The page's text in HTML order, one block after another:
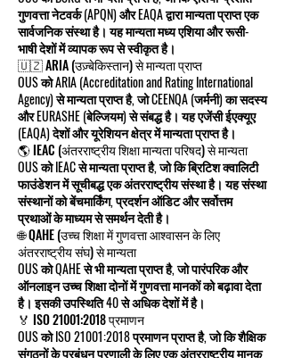
गुणवत्ता नेटवर्क (APQN) और EAQA द्वारा मान्यता प्राप्त एक
सार्वजनिक संस्था है। यह मान्यता मध्य एशिया और रूसी-
भाषी देशों में व्यापक रूप से स्वीकृत है।
🇺🇿 ARIA (उज़्बेकिस्तान) से मान्यता प्राप्त
OUS को ARIA (Accreditation and Rating International
Agency) से मान्यता प्राप्त है, जो CEENQA (जर्मनी) का सदस्य
और EURASHE (बेल्जियम) से संबद्ध है। यह एजेंसी ईएक्यूए
(EAQA) देशों और यूरेशियन क्षेत्र में मान्यता प्राप्त है।
🌎 IEAC (अंतरराष्ट्रीय शिक्षा मान्यता परिषद) से मान्यता
OUS को IEAC से मान्यता प्राप्त है, जो कि ब्रिटिश क्वालिटी
फाउंडेशन में सूचीबद्ध एक अंतरराष्ट्रीय संस्था है। यह संस्था
संस्थानों को बेंचमार्किंग, प्रदर्शन ऑडिट और सर्वोत्तम
प्रथाओं के माध्यम से समर्थन देती है।
🌐 QAHE (उच्च शिक्षा में गुणवत्ता आश्वासन के लिए
अंतरराष्ट्रीय संघ) से मान्यता
OUS को QAHE से भी मान्यता प्राप्त है, जो पारंपरिक और
ऑनलाइन उच्च शिक्षा दोनों में गुणवत्ता मानकों को बढ़ावा देता
है। इसकी उपस्थिति 40 से अधिक देशों में है।
🏅 ISO 21001:2018 प्रमाणन
OUS को ISO 21001:2018 प्रमाणन प्राप्त है, जो कि शैक्षिक
संगठनों के प्रबंधन प्रणाली के लिए एक अंतरराष्ट्रीय मानक